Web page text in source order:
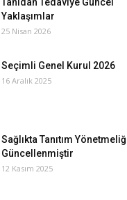
Yaklaşımlar
25 Nisan 2026
Seçimli Genel Kurul 2026
16 Aralık 2025
Sağlıkta Tanıtım
Güncellenmiştir
12 Kasım 2025